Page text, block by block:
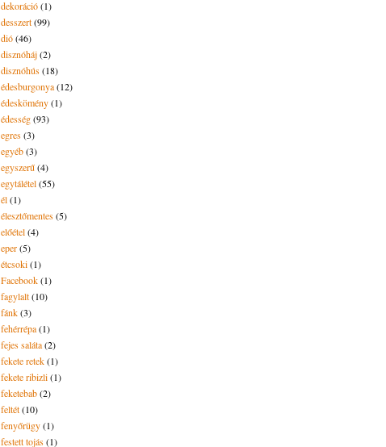
dekoráció(1)
desszert(99)
dió(46)
disznóháj(2)
disznóhús(18)
édesburgonya(12)
édeskömény(1)
édesség(93)
egres(3)
egyéb(3)
egyszerű(4)
egytálétel(55)
él(1)
élesztőmentes(5)
előétel(4)
eper(5)
étcsoki(1)
Facebook(1)
fagylalt(10)
fánk(3)
fehérrépa(1)
fejes saláta(2)
fekete retek(1)
fekete ribizli(1)
feketebab(2)
feltét(10)
fenyőrügy(1)
festett tojás(1)